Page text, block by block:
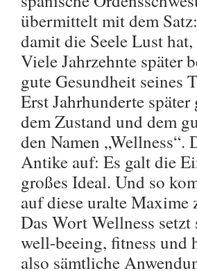
übermittelt mit dem
damit die Seele Lust
Viele Jahrzehnte später
gute Gesundheit seines
Erst Jahrhunderte
dem Zustand und dem
den Namen „Wellness“.
Antike auf: Es galt die
großes Ideal. Und so
auf diese uralte Maxime
Das Wort Wellness
well-beeing, fitness und
also sämtliche